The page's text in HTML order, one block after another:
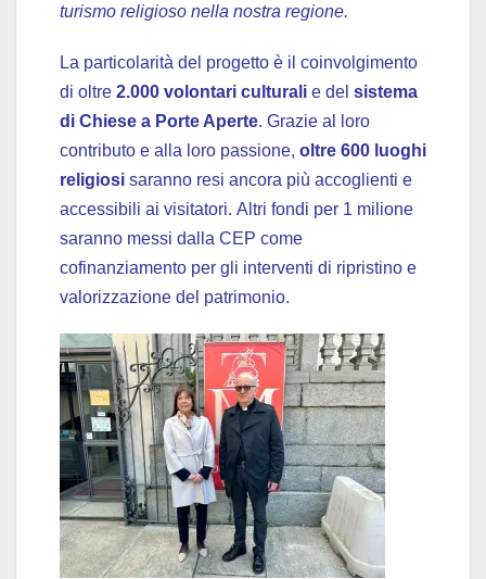
turismo religioso nella nostra regione.
La particolarità del progetto è il coinvolgimento
di oltre 2.000 volontari culturali e del sistema
di Chiese a Porte Aperte. Grazie al loro
contributo e alla loro passione, oltre 600 luoghi
religiosi saranno resi ancora più accoglienti e
accessibili ai visitatori. Altri fondi per 1 milione
saranno messi dalla CEP come
cofinanziamento per gli interventi di ripristino e
valorizzazione del patrimonio.